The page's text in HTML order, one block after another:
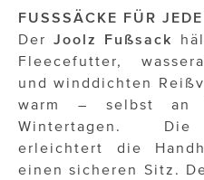
FUSSSÄCKE FÜR
Der
Joolz Fußsack
Fleecefutter,
und winddichten
warm – selbst an
Wintertagen. Die
erleichtert die
einen sicheren Sitz.